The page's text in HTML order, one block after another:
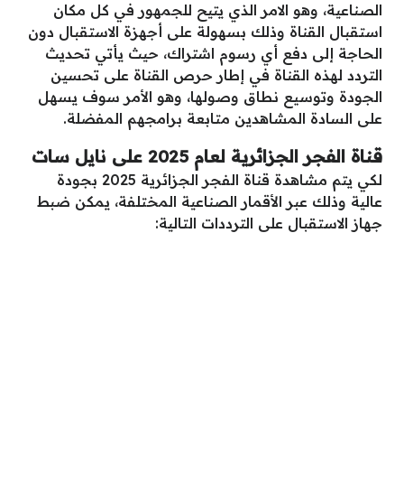
الصناعية، وهو الامر الذي يتيح للجمهور في كل مكان
استقبال القناة وذلك بسهولة على أجهزة الاستقبال دون
الحاجة إلى دفع أي رسوم اشتراك، حيث يأتي تحديث
التردد لهذه القناة في إطار حرص القناة على تحسين
الجودة وتوسيع نطاق وصولها، وهو الأمر سوف يسهل
على السادة المشاهدين متابعة برامجهم المفضلة.
قناة الفجر الجزائرية لعام 2025 على نايل سات
لكي يتم مشاهدة قناة الفجر الجزائرية 2025 بجودة
عالية وذلك عبر الأقمار الصناعية المختلفة، يمكن ضبط
جهاز الاستقبال على الترددات التالية: